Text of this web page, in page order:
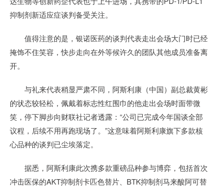
抑制剂新适应症谈判备受关注。
值得注意的是，银诺医药的谈判代表走出会场大门时已经
掩饰不住笑容，快步走向在外等候许久的团队其他成员准备离
开。
与礼来代表稍显严肃不同，阿斯利康（中国）副总裁黄彬
的状态较轻松，佩戴着标志性红围巾的他走出会场时面带微
笑，停下脚步向财联社记者透露：“公司已完成今年国谈全部
议程，后续不用再跑现场了。”这意味着阿斯利康旗下多款核
心品种的谈判已尘埃落定。
据悉，阿斯利康此次携多款重磅品种参与博弈，包括首次
冲击医保的AKT抑制剂卡匹色替片、BTK抑制剂马来酸阿可替